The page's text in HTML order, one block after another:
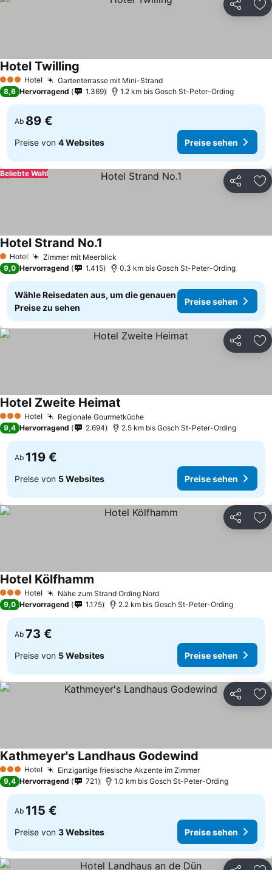
Teilen
3 SterneHotel Gartenterrasse mit Mini-StrandPreise sehen
Hotel Twilling
8,6 Hervorragend 1.369 1.2 km bis Gosch St-Peter-Ording
Ab 89 €
Preise von 4 Websites Preise sehen
Teilen
Beliebte Wahl
1 Sterne
Hotel Zimmer mit Meerblick
Hotel Strand No.1
9,0 Hervorragend 1.415 0.3 km bis Gosch St-Peter-Ording
Wähle Reisedaten aus, um die genauen
Preise zu sehen
Preise sehen
Teilen
3 SterneHotel Regionale GourmetküchePreise sehen
Hotel Zweite Heimat
9,4 Hervorragend 2.694 2.5 km bis Gosch St-Peter-Ording
Ab 119 €
Preise von 5 Websites Preise sehen
Teilen
3 SterneHotel Nähe zum Strand Ording NordPreise sehen
Hotel Kölfhamm
9,0 Hervorragend 1.175 2.2 km bis Gosch St-Peter-Ording
Ab 73 €
Preise von 5 Websites Preise sehen
Teilen
3 SterneHotel Einzigartige friesische Akzente im ZimmerPreise sehen
Kathmeyer's Landhaus Godewind
9,4 Hervorragend 721 1.0 km bis Gosch St-Peter-Ording
Ab 115 €
Preise von 3 Websites Preise sehen